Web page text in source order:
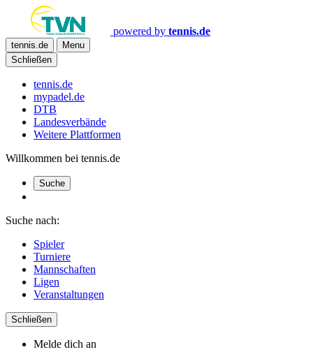
powered by tennis.de
tennis.de
Menu
Schließen
tennis.de
mypadel.de
DTB
Landesverbände
Weitere Plattformen
Willkommen bei tennis.de
Suche
Suche nach:
Spieler
Turniere
Mannschaften
Ligen
Veranstaltungen
Schließen
Melde dich an